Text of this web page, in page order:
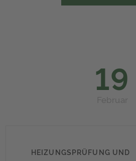
19
Februar
HEIZUNGSPRÜFUNG UND